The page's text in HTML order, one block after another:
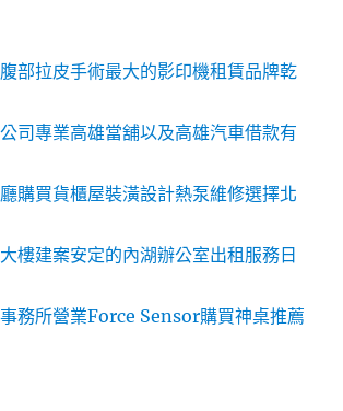
部拉皮手術最大的影印機租賃品牌乾
司專業高雄當舖以及高雄汽車借款有
購買貨櫃屋裝潢設計熱泵維修選擇北
樓建案安定的內湖辦公室出租服務日
務所營業Force Sensor購買神桌推薦